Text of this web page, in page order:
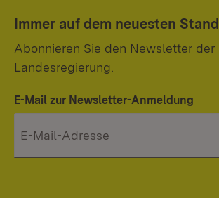
Immer auf dem neuesten Stand
Abonnieren Sie den Newsletter der
Landesregierung.
E-Mail zur Newsletter-Anmeldung